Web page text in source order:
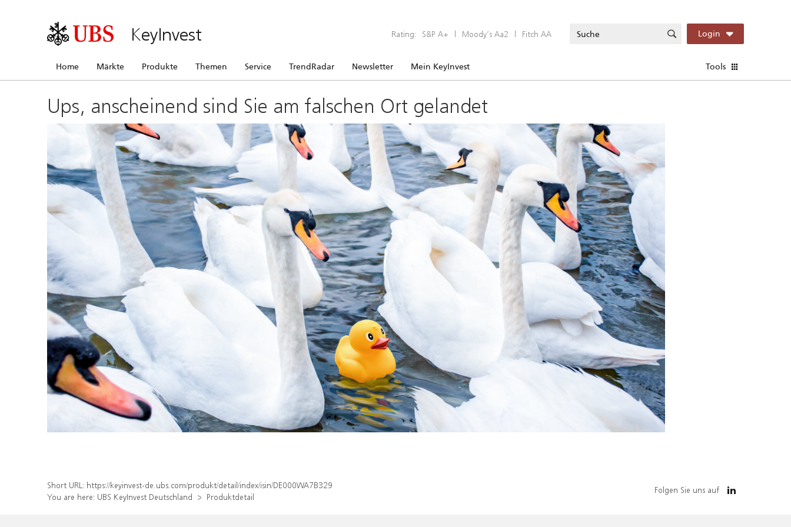
KeyInvest Rating: S&P A+ | Moody’s Aa2 | Fitch AA Login
Home Märkte Produkte Themen Service TrendRadar Newsletter Mein KeyInvest Tools
Ups, anscheinend sind Sie am falschen Ort gelandet
Short URL: https://keyinvest-de.ubs.com/produkt/detail/index/isin/DE000WA7B329
You are here: UBS KeyInvest Deutschland Produktdetail
Folgen Sie uns auf